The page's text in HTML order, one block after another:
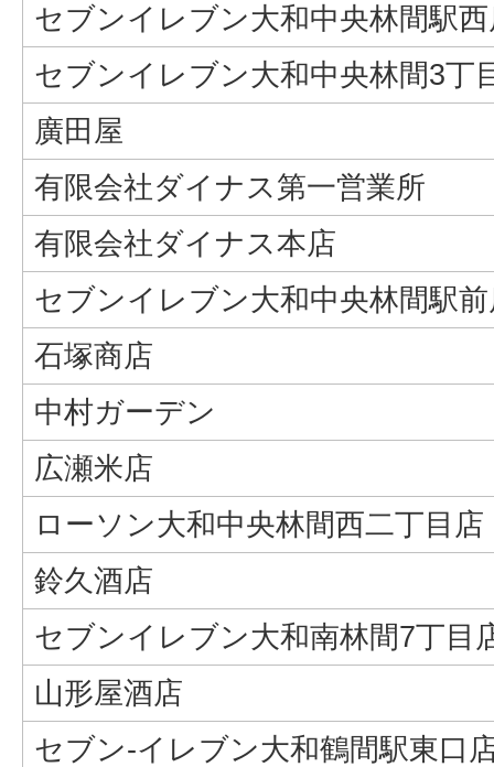
セブンイレブン大和中央林間駅
セブンイレブン大和中央林間3丁
廣田屋
有限会社ダイナス第一営業所
有限会社ダイナス本店
セブンイレブン大和中央林間駅
石塚商店
中村ガーデン
広瀬米店
ローソン大和中央林間西二丁目店
鈴久酒店
セブンイレブン大和南林間7丁目
山形屋酒店
セブン-イレブン大和鶴間駅東口